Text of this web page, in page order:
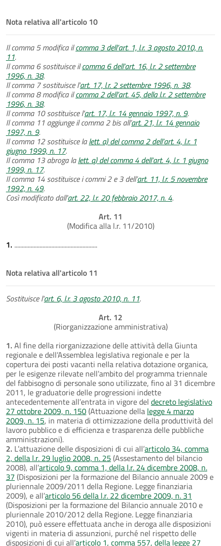
Nota relativa all'articolo 10
Il comma 5 modifica ilcomma 3 dell’art. 1, l.r. 3 agosto 2010, n.
11.
Il comma 6 sostituisce ilcomma 6 dell’art. 16, l.r. 2 settembre
1996, n. 38.
Il comma 7 sostituisce l'art. 17, l.r. 2 settembre 1996, n. 38.
Il comma 8 modifica ilcomma 2 dell’art. 45, della l.r. 2 settembre
1996, n. 38.
Il comma 10 sostituisce l'art. 17, l.r. 14 gennaio 1997, n. 9.
Il comma 11 aggiunge il comma 2 bis all’art. 21, l.r. 14 gennaio
1997, n. 9.
Il comma 12 sostituisce lalett. a) del comma 2 dell’art. 4, l.r. 1
giugno 1999, n. 17.
Il comma 13 abroga lalett. q) del comma 4 dell’art. 4, l.r. 1 giugno
1999, n. 17.
Il comma 14 sostituisce i commi 2 e 3 dell’art. 11, l.r. 5 novembre
1992, n. 49.
Così modificato dall'art. 22, l.r. 20 febbraio 2017, n. 4.
Art. 11
(Modifica alla l.r. 11/2010)
1. ........................................................
Nota relativa all'articolo 11
Sostituisce l'art. 6, l.r. 3 agosto 2010, n. 11.
Art. 12
(Riorganizzazione amministrativa)
1. Al fine della riorganizzazione delle attività della Giunta
regionale e dell’Assemblea legislativa regionale e per la
copertura dei posti vacanti nella relativa dotazione organica,
per le esigenze rilevate nell’ambito del programma triennale
del fabbisogno di personale sono utilizzate, fino al 31 dicembre
2011, le graduatorie delle progressioni indette
antecedentemente all’entrata in vigore del decreto legislativo
27 ottobre 2009, n. 150(Attuazione della legge 4 marzo
2009, n. 15, in materia di ottimizzazione della produttività del
lavoro pubblico e di efficienza e trasparenza delle pubbliche
amministrazioni).
2. L’attuazione delle disposizioni di cui all’articolo 34, comma
2, della l.r. 29 luglio 2008, n. 25 (Assestamento del bilancio
2008), all’articolo 9, comma 1, della l.r. 24 dicembre 2008, n.
37 (Disposizioni per la formazione del Bilancio annuale 2009 e
pluriennale 2009/2011 della Regione. Legge finanziaria
2009), e all’articolo 56 della l.r. 22 dicembre 2009, n. 31
(Disposizioni per la formazione del Bilancio annuale 2010 e
pluriennale 2010/2012 della Regione. Legge finanziaria
2010), può essere effettuata anche in deroga alle disposizioni
vigenti in materia di assunzioni, purché nel rispetto delle
disposizioni di cui all’articolo 1, comma 557, della legge 27